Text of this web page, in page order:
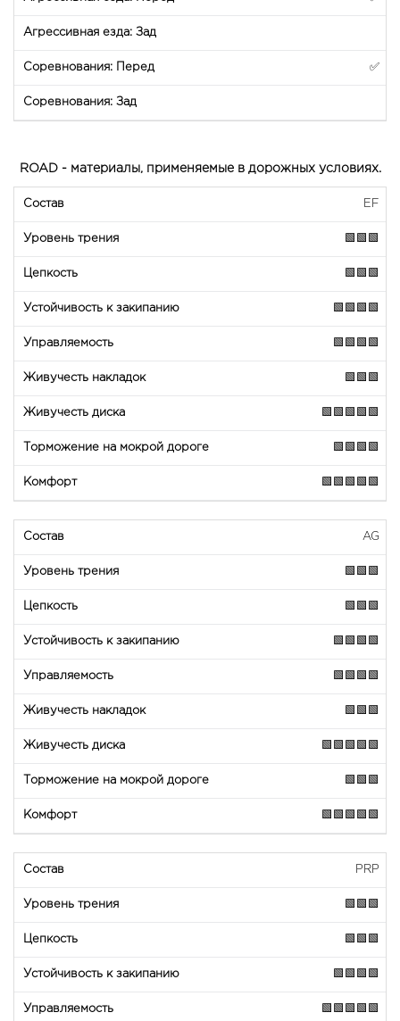
✅
ROAD - материалы, применяемые в дорожных условиях.
EF
🟩🟩🟩
🟩🟩🟩
🟩🟩🟩🟩
🟩🟩🟩🟩
🟩🟩🟩
🟩🟩🟩🟩🟩
🟩🟩🟩🟩
🟩🟩🟩🟩🟩
AG
🟩🟩🟩
🟩🟩🟩
🟩🟩🟩🟩
🟩🟩🟩🟩
🟩🟩🟩
🟩🟩🟩🟩🟩
🟩🟩🟩
🟩🟩🟩🟩🟩
PRP
🟩🟩🟩
🟩🟩🟩
🟩🟩🟩🟩
🟩🟩🟩🟩🟩